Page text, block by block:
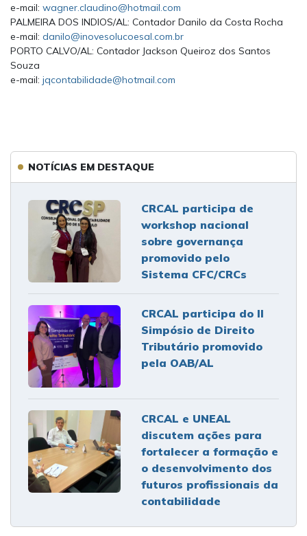
e-mail: wagner.claudino@hotmail.com
PALMEIRA DOS INDIOS/AL: Contador Danilo da Costa Rocha
e-mail: danilo@inovesolucoesal.com.br
PORTO CALVO/AL: Contador Jackson Queiroz dos Santos
Souza
e-mail: jqcontabilidade@hotmail.com
NOTÍCIAS EM DESTAQUE
CRCAL participa de
workshop nacional
sobre governança
promovido pelo
Sistema CFC/CRCs
CRCAL participa do II
Simpósio de Direito
Tributário promovido
pela OAB/AL
CRCAL e UNEAL
discutem ações para
fortalecer a formação e
o desenvolvimento dos
futuros profissionais da
contabilidade